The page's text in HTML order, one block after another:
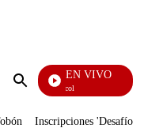
Enviar
EN VIVO
Noticias Caracol
Inscripciones 'Desafío'